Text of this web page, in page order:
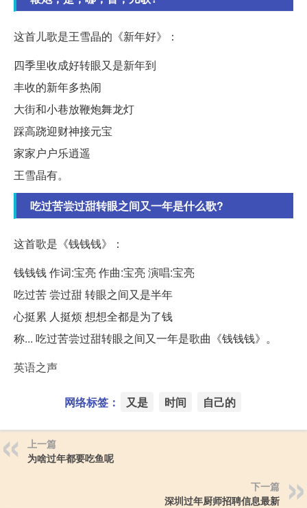
这首儿歌是王雪晶的《新年好》：
四季里收成好转眼又是新年到
丰收的新年多热闹
大街和小巷放鞭炮舞龙灯
踩高跷迎财神接元宝
家家户户乐逍遥
王雪晶有。
吃过苦尝过甜转眼之间又一年是什么歌?
这首歌是《钱钱钱》：
钱钱钱 作词:宝亮 作曲:宝亮 演唱:宝亮
吃过苦 尝过甜 转眼之间又是半年
心挺累 人挺烦 想想全都是为了钱
称... 吃过苦尝过甜转眼之间又一年是歌曲《钱钱钱》。
英语之声
网络标签： 又是 时间 自己的
上一篇
为啥过年都要吃鱼呢
下一篇
深圳过年厨师招聘信息最新